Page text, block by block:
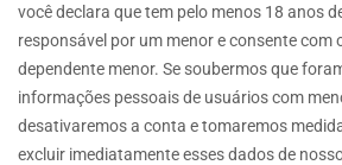
você declara que tem pelo menos 18 anos
responsável por um menor e consente com
dependente menor. Se soubermos que
informações pessoais de usuários com
desativaremos a conta e tomaremos
excluir imediatamente esses dados de